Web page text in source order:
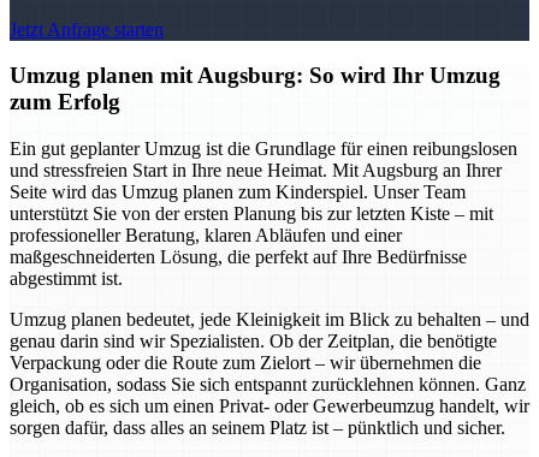
Jetzt Anfrage starten
Umzug planen mit Augsburg: So wird Ihr Umzug
zum Erfolg
Ein gut geplanter Umzug ist die Grundlage für einen reibungslosen
und stressfreien Start in Ihre neue Heimat. Mit Augsburg an Ihrer
Seite wird das Umzug planen zum Kinderspiel. Unser Team
unterstützt Sie von der ersten Planung bis zur letzten Kiste – mit
professioneller Beratung, klaren Abläufen und einer
maßgeschneiderten Lösung, die perfekt auf Ihre Bedürfnisse
abgestimmt ist.
Umzug planen bedeutet, jede Kleinigkeit im Blick zu behalten – und
genau darin sind wir Spezialisten. Ob der Zeitplan, die benötigte
Verpackung oder die Route zum Zielort – wir übernehmen die
Organisation, sodass Sie sich entspannt zurücklehnen können. Ganz
gleich, ob es sich um einen Privat- oder Gewerbeumzug handelt, wir
sorgen dafür, dass alles an seinem Platz ist – pünktlich und sicher.